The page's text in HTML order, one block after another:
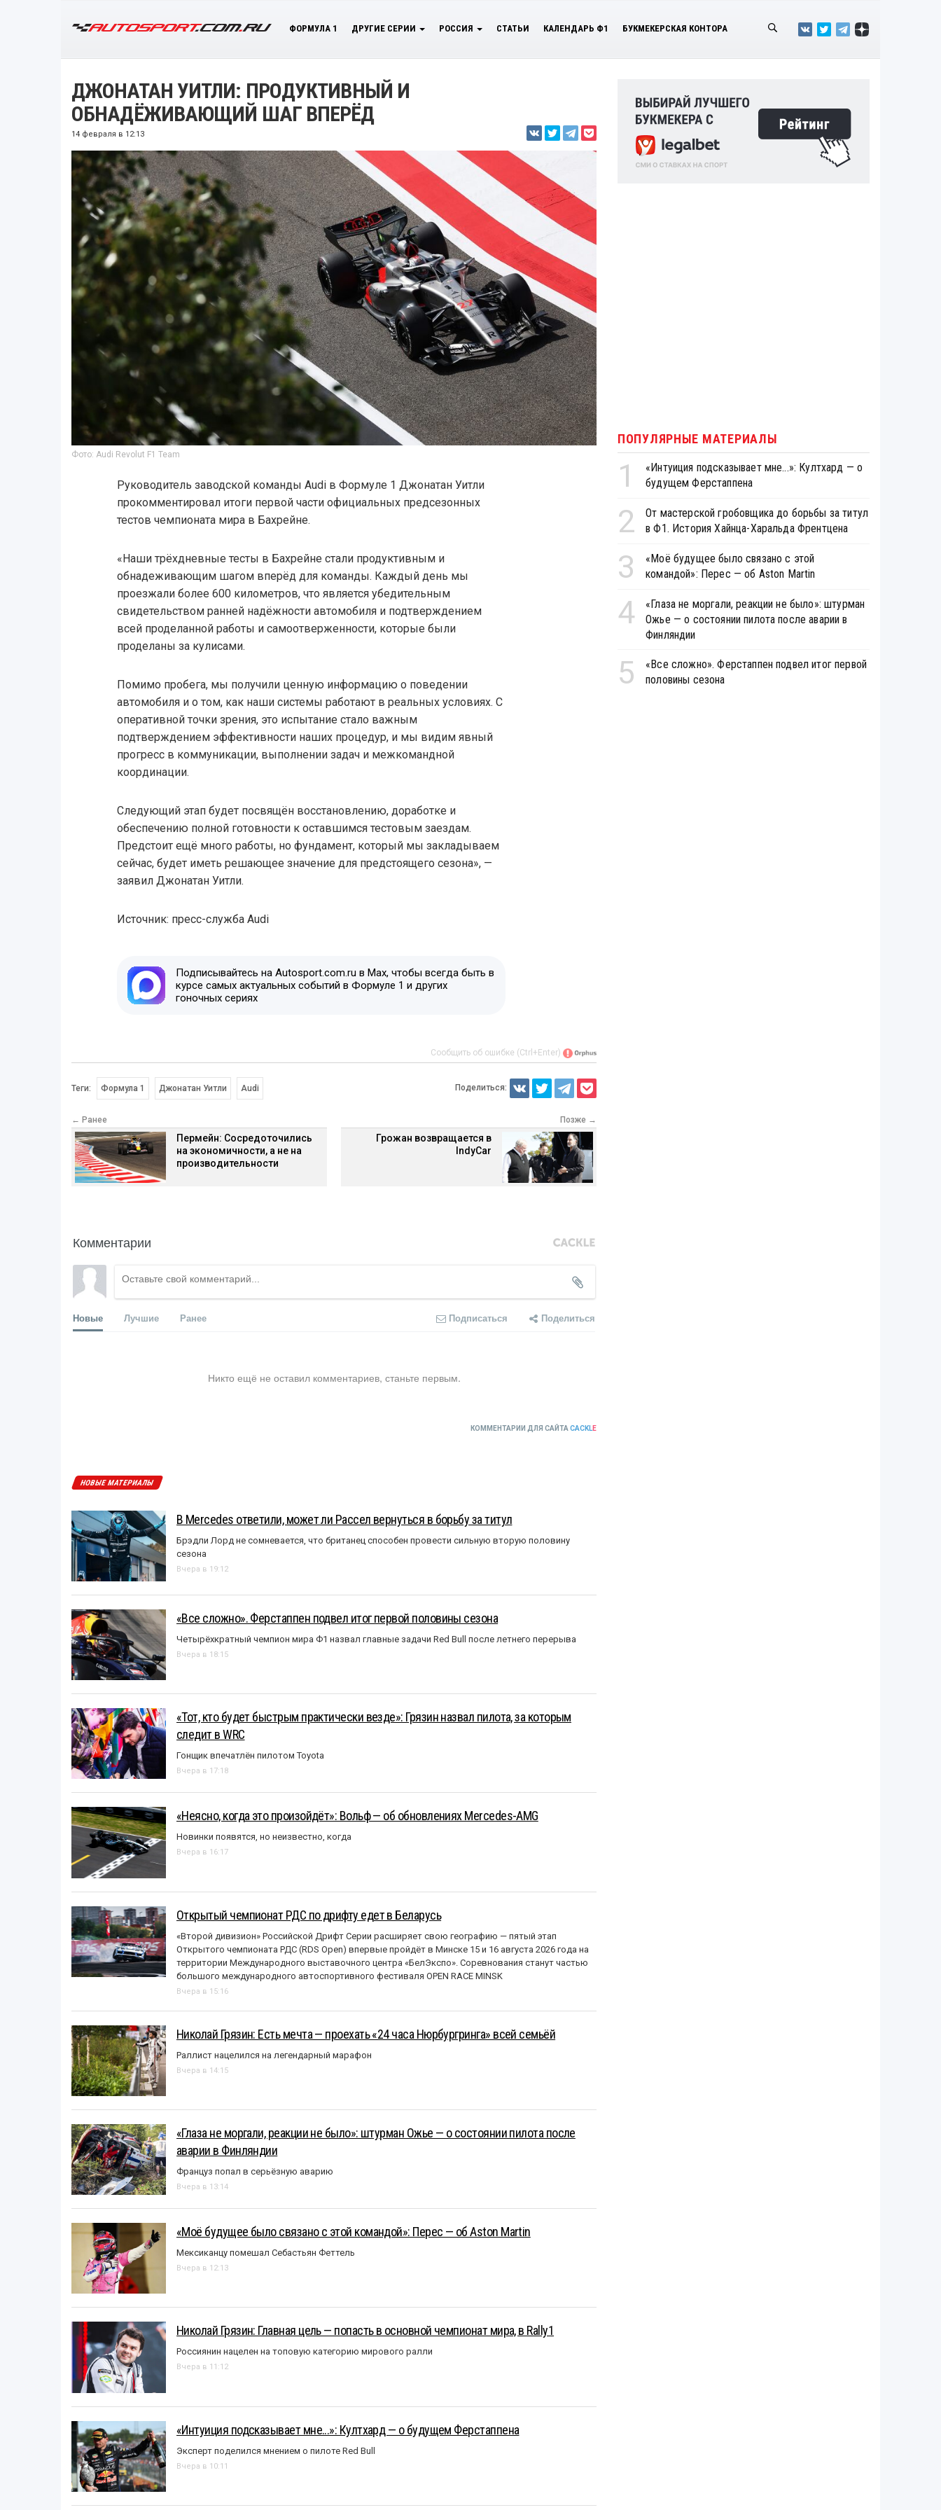
ФОРМУЛА 1 ДРУГИЕ СЕРИИ РОССИЯ СТАТЬИ КАЛЕНДАРЬ Ф1 БУКМЕКЕРСКАЯ КОНТОРА
ДЖОНАТАН УИТЛИ: ПРОДУКТИВНЫЙ И
ОБНАДЁЖИВАЮЩИЙ ШАГ ВПЕРЁД
14 февраля в 12:13
Фото: Audi Revolut F1 Team
Руководитель заводской команды Audi в Формуле 1 Джонатан Уитли
прокомментировал итоги первой части официальных предсезонных
тестов чемпионата мира в Бахрейне.
«Наши трёхдневные тесты в Бахрейне стали продуктивным и
обнадеживающим шагом вперёд для команды. Каждый день мы
проезжали более 600 километров, что является убедительным
свидетельством ранней надёжности автомобиля и подтверждением
всей проделанной работы и самоотверженности, которые были
проделаны за кулисами.
Помимо пробега, мы получили ценную информацию о поведении
автомобиля и о том, как наши системы работают в реальных условиях. С
оперативной точки зрения, это испытание стало важным
подтверждением эффективности наших процедур, и мы видим явный
прогресс в коммуникации, выполнении задач и межкомандной
координации.
Следующий этап будет посвящён восстановлению, доработке и
обеспечению полной готовности к оставшимся тестовым заездам.
Предстоит ещё много работы, но фундамент, который мы закладываем
сейчас, будет иметь решающее значение для предстоящего сезона», —
заявил Джонатан Уитли.
Источник: пресс-служба Audi
Подписывайтесь на Autosport.com.ru в Max, чтобы всегда быть в
курсе самых актуальных событий в Формуле 1 и других
гоночных сериях
Сообщить об ошибке (Ctrl+Enter)
Теги: Формула 1 Джонатан Уитли Audi Поделиться:
← Ранее
Пермейн: Сосредоточились
на экономичности, а не на
производительности
Позже →
Грожан возвращается в
IndyCar
Комментарии
Новые Лучшие Ранее Подписаться Поделиться
Никто ещё не оставил комментариев, станьте первым.
КОММЕНТАРИИ ДЛЯ САЙТА CACKLE
НОВЫЕ МАТЕРИАЛЫ
В Mercedes ответили, может ли Рассел вернуться в борьбу за титул
Брэдли Лорд не сомневается, что британец способен провести сильную вторую половину
сезона
Вчера в 19:12
«Все сложно». Ферстаппен подвел итог первой половины сезона
Четырёхкратный чемпион мира Ф1 назвал главные задачи Red Bull после летнего перерыва
Вчера в 18:15
«Тот, кто будет быстрым практически везде»: Грязин назвал пилота, за которым
следит в WRC
Гонщик впечатлён пилотом Toyota
Вчера в 17:18
«Неясно, когда это произойдёт»: Вольф — об обновлениях Mercedes-AMG
Новинки появятся, но неизвестно, когда
Вчера в 16:17
Открытый чемпионат РДС по дрифту едет в Беларусь
«Второй дивизион» Российской Дрифт Серии расширяет свою географию — пятый этап
Открытого чемпионата РДС (RDS Open) впервые пройдёт в Минске 15 и 16 августа 2026 года на
территории Международного выставочного центра «БелЭкспо». Соревнования станут частью
большого международного автоспортивного фестиваля OPEN RACE MINSK
Вчера в 15:16
Николай Грязин: Есть мечта — проехать «24 часа Нюрбургринга» всей семьёй
Раллист нацелился на легендарный марафон
Вчера в 14:15
«Глаза не моргали, реакции не было»: штурман Ожье — о состоянии пилота после
аварии в Финляндии
Француз попал в серьёзную аварию
Вчера в 13:14
«Моё будущее было связано с этой командой»: Перес — об Aston Martin
Мексиканцу помешал Себастьян Феттель
Вчера в 12:13
Николай Грязин: Главная цель — попасть в основной чемпионат мира, в Rally1
Россиянин нацелен на топовую категорию мирового ралли
Вчера в 11:12
«Интуиция подсказывает мне...»: Култхард — о будущем Ферстаппена
Эксперт поделился мнением о пилоте Red Bull
Вчера в 10:11
ПОПУЛЯРНЫЕ МАТЕРИАЛЫ
1
«Интуиция подсказывает мне...»: Култхард — о
будущем Ферстаппена
2
От мастерской гробовщика до борьбы за титул
в Ф1. История Хайнца-Харальда Френтцена
3
«Моё будущее было связано с этой
командой»: Перес — об Aston Martin
4
«Глаза не моргали, реакции не было»: штурман
Ожье — о состоянии пилота после аварии в
Финляндии
5
«Все сложно». Ферстаппен подвел итог первой
половины сезона